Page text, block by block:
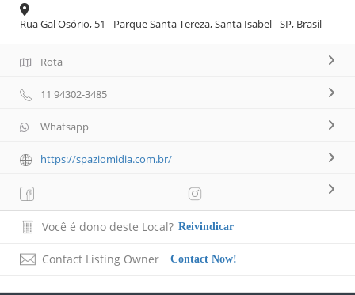
Rua Gal Osório, 51 - Parque Santa Tereza, Santa Isabel - SP, Brasil
Rota
11 94302-3485
Whatsapp
https://spaziomidia.com.br/
Você é dono deste Local? Reivindicar
Contact Listing Owner Contact Now!